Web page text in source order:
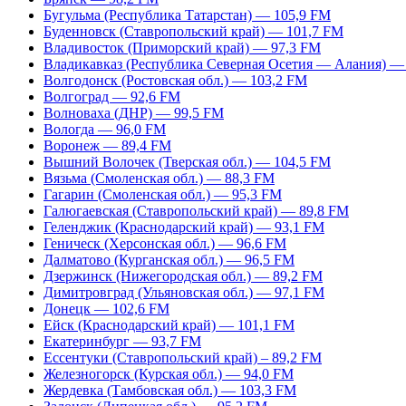
Бугульма (Республика Татарстан) — 105,9 FM
Буденновск (Ставропольский край) — 101,7 FM
Владивосток (Приморский край) — 97,3 FM
Владикавказ (Республика Северная Осетия — Алания)
Волгодонск (Ростовская обл.) — 103,2 FM
Волгоград — 92,6 FM
Волноваха (ДНР) — 99,5 FM
Вологда — 96,0 FM
Воронеж — 89,4 FM
Вышний Волочек (Тверская обл.) — 104,5 FM
Вязьма (Смоленская обл.) — 88,3 FM
Гагарин (Смоленская обл.) — 95,3 FM
Галюгаевская (Ставропольский край) — 89,8 FM
Геленджик (Краснодарский край) — 93,1 FM
Геническ (Херсонская обл.) — 96,6 FM
Далматово (Курганская обл.) — 96,5 FM
Дзержинск (Нижегородская обл.) — 89,2 FM
Димитровград (Ульяновская обл.) — 97,1 FM
Донецк — 102,6 FM
Ейск (Краснодарский край) — 101,1 FM
Екатеринбург — 93,7 FM
Ессентуки (Ставропольский край) – 89,2 FM
Железногорск (Курская обл.) — 94,0 FM
Жердевка (Тамбовская обл.) — 103,3 FM